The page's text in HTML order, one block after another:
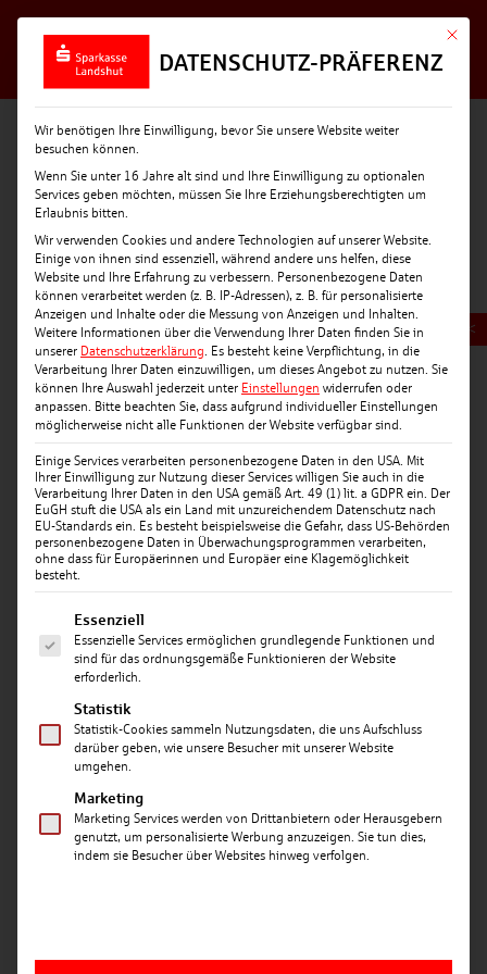
<
Datum: 03.06.2025
SPARKASSE LANDSHUT: 600 EURO FÜR DEN
FÖRDERVEREIN DER GRUNDSCHULE KONRADIN
AULOH
Die Sparkasse Landshut hat den Förderverein der
Grundschule Konradin Auloh e. V. erneut mit einer
Spende in Höhe von 600 Euro bedacht. Mit dieser
finanziellen Zuwendung unterstreicht der
Mit
DATENSCHUTZ-PRÄFERENZ
Wir benötigen Ihre Einwilligung, bevor Sie unsere Website weiter
besuchen können.
Wenn Sie unter 16 Jahre alt sind und Ihre Einwilligung zu optionalen
Services geben möchten, müssen Sie Ihre Erziehungsberechtigten um
Erlaubnis bitten.
Wir verwenden Cookies und andere Technologien auf unserer Website.
Einige von ihnen sind essenziell, während andere uns helfen, diese
Website und Ihre Erfahrung zu verbessern. Personenbezogene Daten
können verarbeitet werden (z. B. IP-Adressen), z. B. für personalisierte
Anzeigen und Inhalte oder die Messung von Anzeigen und Inhalten.
Weitere Informationen über die Verwendung Ihrer Daten finden Sie in
unserer Datenschutzerklärung. Es besteht keine Verpflichtung, in die
Verarbeitung Ihrer Daten einzuwilligen, um dieses Angebot zu nutzen. Sie
können Ihre Auswahl jederzeit unter Einstellungen widerrufen oder
anpassen. Bitte beachten Sie, dass aufgrund individueller Einstellungen
möglicherweise nicht alle Funktionen der Website verfügbar sind.
Einige Services verarbeiten personenbezogene Daten in den USA. Mit
Ihrer Einwilligung zur Nutzung dieser Services willigen Sie auch in die
Verarbeitung Ihrer Daten in den USA gemäß Art. 49 (1) lit. a GDPR ein. Der
EuGH stuft die USA als ein Land mit unzureichendem Datenschutz nach
EU-Standards ein. Es besteht beispielsweise die Gefahr, dass US-Behörden
personenbezogene Daten in Überwachungsprogrammen verarbeiten,
ohne dass für Europäerinnen und Europäer eine Klagemöglichkeit
besteht.
Es folgt eine Liste der Service-Gruppen, für die
Essenziell
Essenzielle Services ermöglichen grundlegende Funktionen und
sind für das ordnungsgemäße Funktionieren der Website
erforderlich.
Statistik
Statistik-Cookies sammeln Nutzungsdaten, die uns Aufschluss
darüber geben, wie unsere Besucher mit unserer Website
umgehen.
Marketing
Marketing Services werden von Drittanbietern oder Herausgebern
genutzt, um personalisierte Werbung anzuzeigen. Sie tun dies,
indem sie Besucher über Websites hinweg verfolgen.